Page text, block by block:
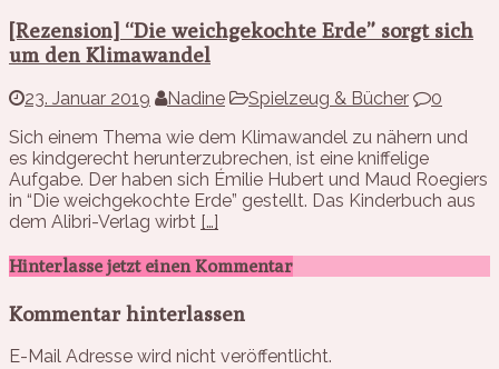
[Rezension] “Die weichgekochte Erde” sorgt sich
um den Klimawandel
23. Januar 2019 Nadine Spielzeug & Bücher
0
Sich einem Thema wie dem Klimawandel zu nähern und
es kindgerecht herunterzubrechen, ist eine kniffelige
Aufgabe. Der haben sich Émilie Hubert und Maud Roegiers
in “Die weichgekochte Erde” gestellt. Das Kinderbuch aus
dem Alibri-Verlag wirbt […]
Hinterlasse jetzt einen Kommentar
Kommentar hinterlassen
E-Mail Adresse wird nicht veröffentlicht.